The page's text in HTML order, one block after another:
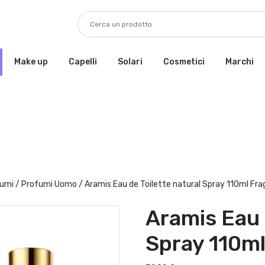
Make up Capelli Solari Cosmetici Marchi
/ Profumi Uomo / Aramis Eau de Toilette natural Spray 110ml
Aramis
Spray